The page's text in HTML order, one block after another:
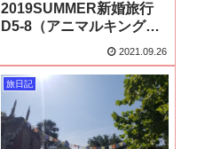
2019SUMMER新婚旅行
D5-8（アニマルキングダ
ム8）ゴリラトレイル～
2021.09.26
旅日記